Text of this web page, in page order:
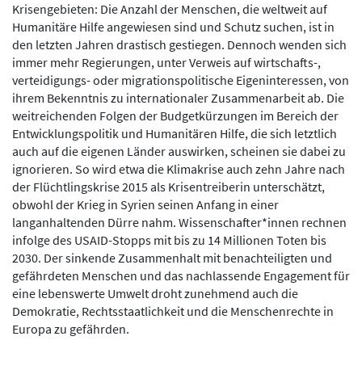
Krisengebieten: Die Anzahl der Menschen, die weltweit auf
Humanitäre Hilfe angewiesen sind und Schutz suchen, ist in
den letzten Jahren drastisch gestiegen. Dennoch wenden sich
immer mehr Regierungen, unter Verweis auf wirtschafts-,
verteidigungs- oder migrationspolitische Eigeninteressen, von
ihrem Bekenntnis zu internationaler Zusammenarbeit ab. Die
weitreichenden Folgen der Budgetkürzungen im Bereich der
Entwicklungspolitik und Humanitären Hilfe, die sich letztlich
auch auf die eigenen Länder auswirken, scheinen sie dabei zu
ignorieren. So wird etwa die Klimakrise auch zehn Jahre nach
der Flüchtlingskrise 2015 als Krisentreiberin unterschätzt,
obwohl der Krieg in Syrien seinen Anfang in einer
langanhaltenden Dürre nahm. Wissenschafter*innen rechnen
infolge des USAID-Stopps mit bis zu 14 Millionen Toten bis
2030. Der sinkende Zusammenhalt mit benachteiligten und
gefährdeten Menschen und das nachlassende Engagement für
eine lebenswerte Umwelt droht zunehmend auch die
Demokratie, Rechtsstaatlichkeit und die Menschenrechte in
Europa zu gefährden.